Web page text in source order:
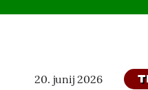
20. junij 2026